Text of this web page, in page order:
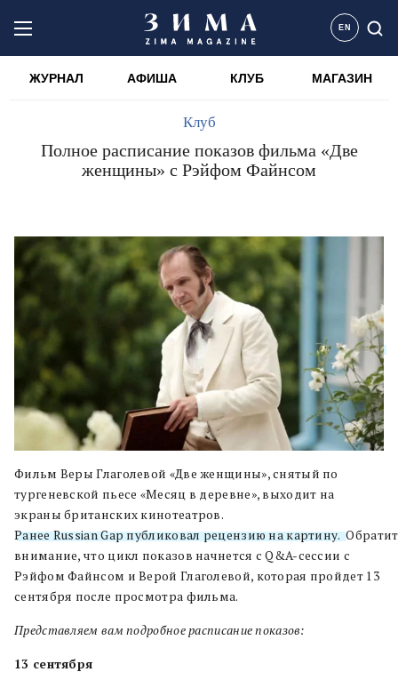
EN
ЖУРНАЛ АФИША КЛУБ МАГАЗИН
Клуб
Полное расписание показов фильма «Две
женщины» с Рэйфом Файнсом
Фильм Веры Глаголевой «Две женщины», снятый по
тургеневской пьесе «Месяц в деревне», выходит на
экраны британских кинотеатров.
Ранее Russian Gap публиковал рецензию на картину.
внимание, что цикл показов начнется c Q&A-сессии с
Рэйфом Файнсом и Верой Глаголевой, которая пройдет 13
сентября после просмотра фильма.
Представляем вам подробное расписание показов:
13 сентября